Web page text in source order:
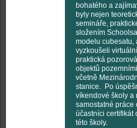
bohatého a
byly nejen
semináře,
složením
modelu cubesatu,
vyzkoušeli
praktická
objektů
včetně
stanice. Po
víkendové školy a
samostatné práce
účastníci certifikát
této školy.